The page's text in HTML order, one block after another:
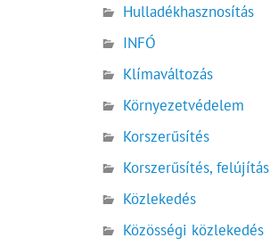
Hulladékhasznosítás
INFÓ
Klímaváltozás
Környezetvédelem
Korszerűsítés
Korszerűsítés, felújítás
Közlekedés
Közösségi közlekedés